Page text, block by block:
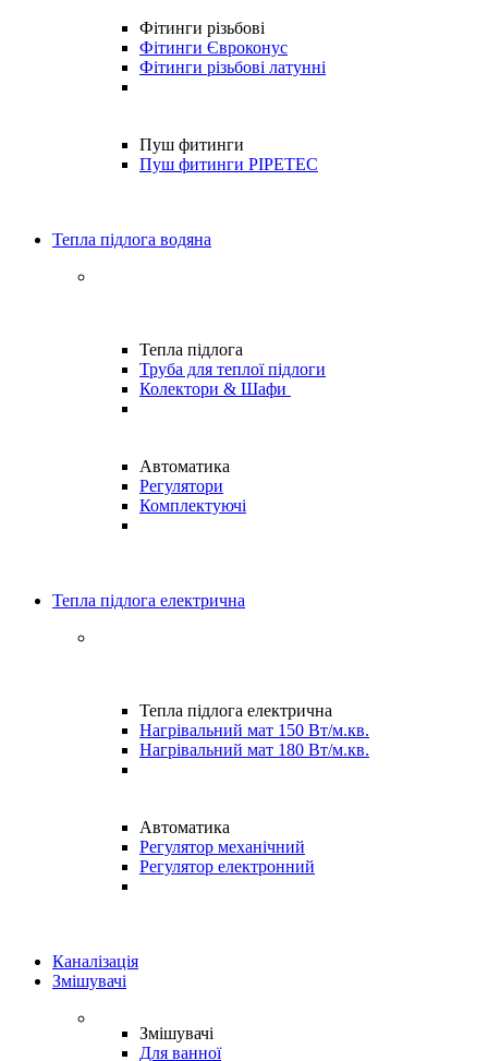
Фітинги різьбові
Фітинги Євроконус
Фітинги різьбові латунні
Пуш фитинги
Пуш фитинги PIPETEC
Тепла підлога водяна
Тепла підлога
Труба для теплої підлоги
Колектори & Шафи
Автоматика
Регулятори
Комплектуючі
Тепла підлога електрична
Тепла підлога електрична
Нагрівальний мат 150 Вт/м.кв.
Нагрівальний мат 180 Вт/м.кв.
Автоматика
Регулятор механічний
Регулятор електронний
Каналізація
Змішувачі
Змішувачі
Для ванної